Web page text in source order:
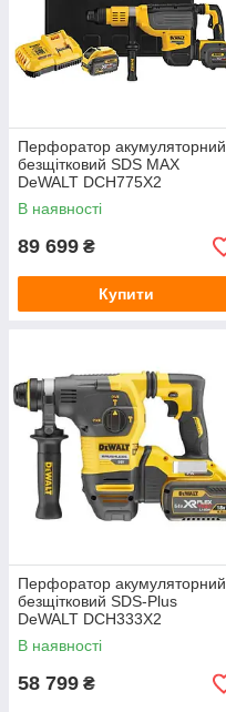
Перфоратор акумуляторний
безщітковий SDS MAX
DeWALT DCH775X2
В наявності
89 699 ₴
Купити
Перфоратор акумуляторний
безщітковий SDS-Plus
DeWALT DCH333X2
В наявності
58 799 ₴